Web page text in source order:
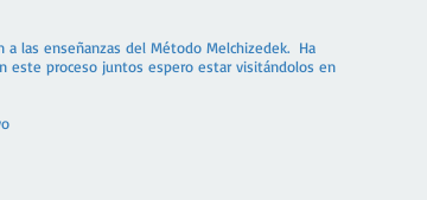
a las enseñanzas del Método Melchizedek. Ha
este proceso juntos espero estar visitándolos en